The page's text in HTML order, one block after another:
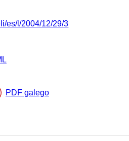
es/l/2004/12/29/3
PDF galego